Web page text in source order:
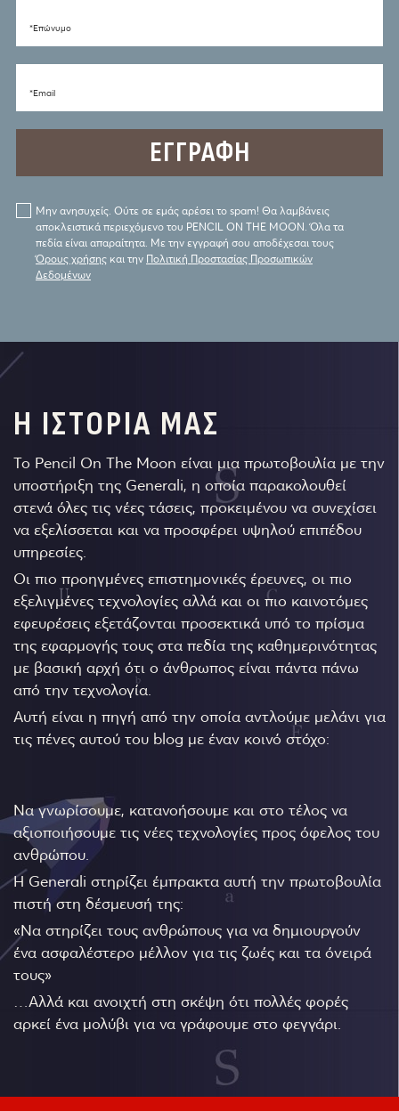
*Eπώνυμο
*Email
Μην ανησυχείς. Ούτε σε εμάς αρέσει το spam! Θα λαμβάνεις
αποκλειστικά περιεχόμενο του PENCIL ON THE MOON. Όλα τα
πεδία είναι απαραίτητα. Με την εγγραφή σου αποδέχεσαι τους
Όρους χρήσης και την Πολιτική Προστασίας Προσωπικών
Δεδομένων
Η ΙΣΤΟΡΙΑ ΜΑΣ
Το Pencil On The Moon είναι μια πρωτοβουλία με την
υποστήριξη της Generali, η οποία παρακολουθεί
στενά όλες τις νέες τάσεις, προκειμένου να συνεχίσει
να εξελίσσεται και να προσφέρει υψηλού επιπέδου
υπηρεσίες.
Οι πιο προηγμένες επιστημονικές έρευνες, οι πιο
εξελιγμένες τεχνολογίες αλλά και οι πιο καινοτόμες
εφευρέσεις εξετάζονται προσεκτικά υπό το πρίσμα
της εφαρμογής τους στα πεδία της καθημερινότητας
με βασική αρχή ότι ο άνθρωπος είναι πάντα πάνω
από την τεχνολογία.
Αυτή είναι η πηγή από την οποία αντλούμε μελάνι για
τις πένες αυτού του blog με έναν κοινό στόχο:
Να γνωρίσουμε, κατανοήσουμε και στο τέλος να
αξιοποιήσουμε τις νέες τεχνολογίες προς όφελος του
ανθρώπου.
Η Generali στηρίζει έμπρακτα αυτή την πρωτοβουλία
πιστή στη δέσμευσή της:
«Να στηρίζει τους ανθρώπους για να δημιουργούν
ένα ασφαλέστερο μέλλον για τις ζωές και τα όνειρά
τους»
…Αλλά και ανοιχτή στη σκέψη ότι πολλές φορές
αρκεί ένα μολύβι για να γράφουμε στο φεγγάρι.